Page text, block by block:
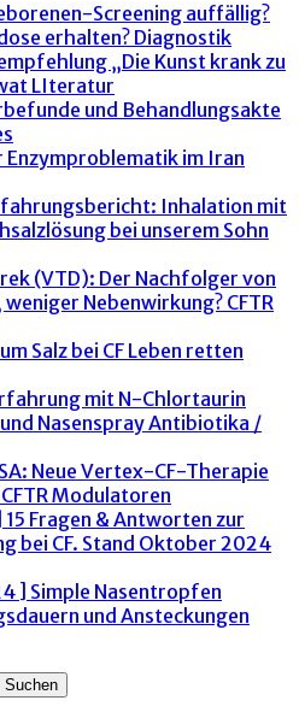
Screening auffällig?
erhalten? Diagnostik
„Die Kunst krank zu
LIteratur
und Behandlungsakte
Enzymproblematik im Iran
Inhalation mit
bei unserem Sohn
(VTD): Der Nachfolger von
Nebenwirkung? CFTR
Salz bei CF Leben retten
mit N-Chlortaurin
NasensprayAntibiotika /
Neue Vertex-CF-Therapie
CFTR Modulatoren
15 Fragen & Antworten zur
bei CF. Stand Oktober 2024
] Simple Nasentropfen
und Ansteckungen